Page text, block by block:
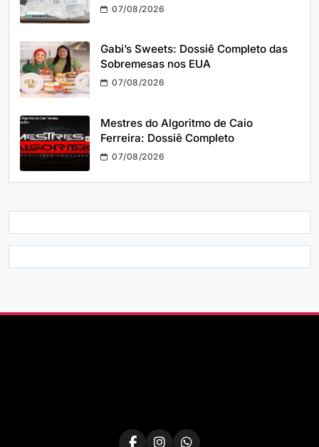
07/08/2026
Gabi’s Sweets: Dossiê Completo das
Sobremesas nos EUA
07/08/2026
Mestres do Algoritmo de Caio
Ferreira: Dossiê Completo
07/08/2026